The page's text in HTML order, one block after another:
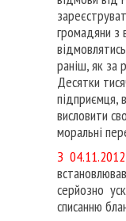
громадяни з
раніш, як за
Десятки
підприємця,
висловити
моральні
З
серйозно
списанню